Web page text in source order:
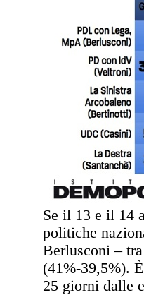
Se il 13 e il 14
politiche
Berlusconi –
(41%-39,5%).
25 giorni dalle